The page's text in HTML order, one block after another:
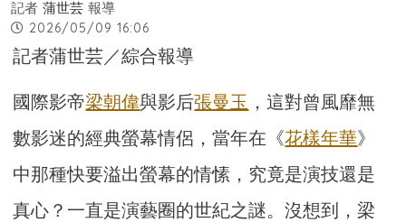
記者 蒲世芸 報導
2026/05/09 16:06
記者蒲世芸／綜合報導
國際影帝梁朝偉與影后張曼玉 ，這對曾風靡無
數影迷的經典螢幕情侶，當年在《花樣年華》
中那種快要溢出螢幕的情愫，究竟是演技還是
真心？一直是演藝圈的世紀之謎。沒想到，梁